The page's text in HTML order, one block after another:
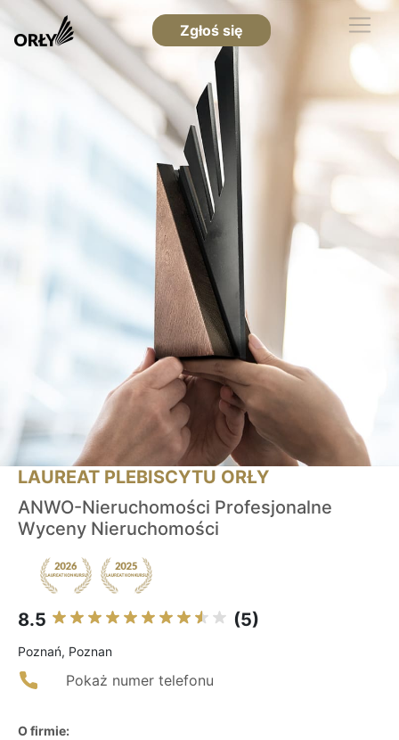
Zgłoś się
LAUREAT PLEBISCYTU ORŁY
ANWO-Nieruchomości Profesjonalne
Wyceny Nieruchomości
8.5 (5)
Poznań, Poznan
Pokaż numer telefonu
O firmie: